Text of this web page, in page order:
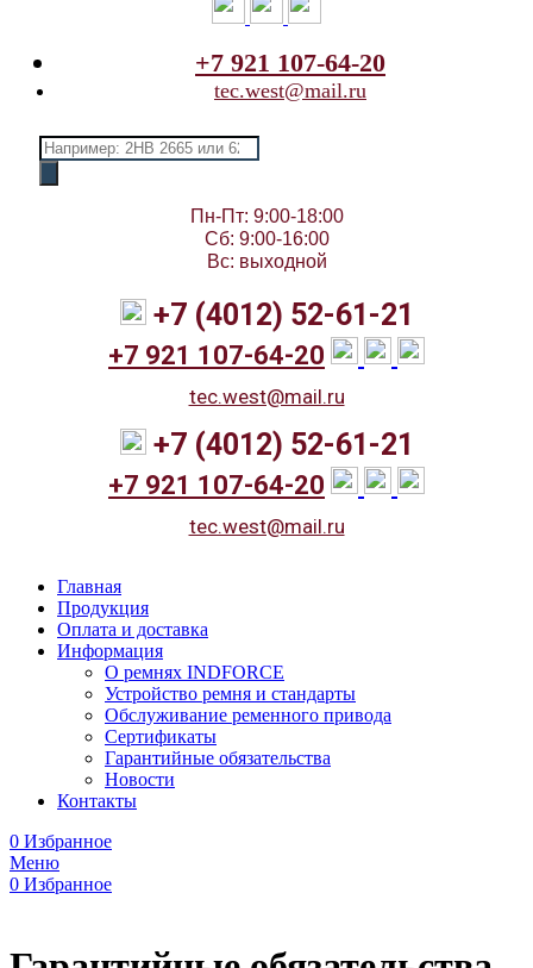
+7 921 107-64-20
tec.west@mail.ru
Поиск
товаров
Пн-Пт: 9:00-18:00
Сб: 9:00-16:00
Вс: выходной
+7 (4012) 52-61-21
+7 921 107-64-20
tec.west@mail.ru
+7 (4012) 52-61-21
+7 921 107-64-20
tec.west@mail.ru
Главная
Продукция
Оплата и доставка
Информация
О ремнях INDFORCE
Устройство ремня и стандарты
Обслуживание ременного привода
Сертификаты
Гарантийные обязательства
Новости
Контакты
0 Избранное
Меню
0 Избранное